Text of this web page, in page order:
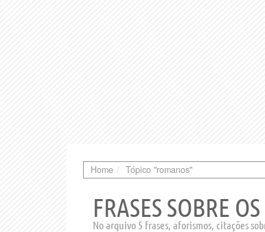
Home Tópico "romanos"
FRASES SOBRE
No arquivo 5 frases, aforismos, citações